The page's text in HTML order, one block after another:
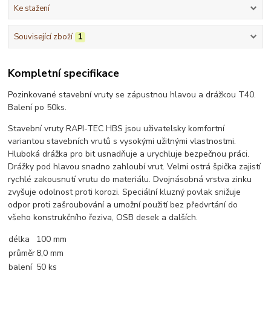
Ke stažení
Související zboží 1
Kompletní specifikace
Pozinkované stavební vruty se zápustnou hlavou a drážkou T40.
Balení po 50ks.
Stavební vruty RAPI-TEC HBS jsou uživatelsky komfortní
variantou stavebních vrutů s vysokými užitnými vlastnostmi.
Hluboká drážka pro bit usnadňuje a urychluje bezpečnou práci.
Drážky pod hlavou snadno zahloubí vrut. Velmi ostrá špička zajistí
rychlé zakousnutí vrutu do materiálu. Dvojnásobná vrstva zinku
zvyšuje odolnost proti korozi. Speciální kluzný povlak snižuje
odpor proti zašroubování a umožní použití bez předvrtání do
všeho konstrukčního řeziva, OSB desek a dalších.
délka
100 mm
průměr8,0 mm
balení 50 ks